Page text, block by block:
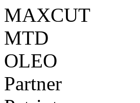
MAXCUT
MTD
OLEO
Partner